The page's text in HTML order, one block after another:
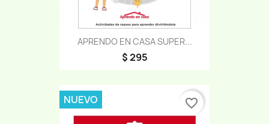
APRENDO EN CASA SUPER...
$ 295
NUEVO favorite_border